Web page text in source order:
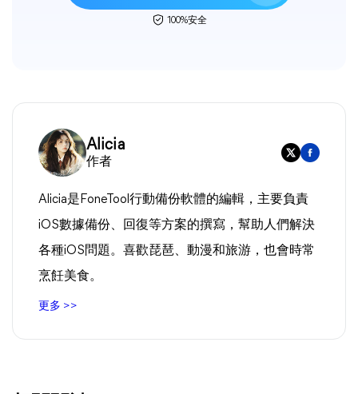
100%安全
Alicia
作者
Alicia是FoneTool行動備份軟體的編輯，主要負責
iOS數據備份、回復等方案的撰寫，幫助人們解決
各種iOS問題。喜歡琵琶、動漫和旅游，也會時常
烹飪美食。
更多 >>